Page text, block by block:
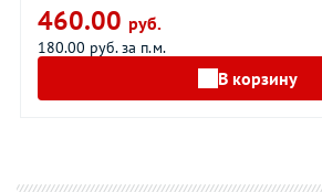
460.00 руб.
180.00 руб. за п.м.
В корзину